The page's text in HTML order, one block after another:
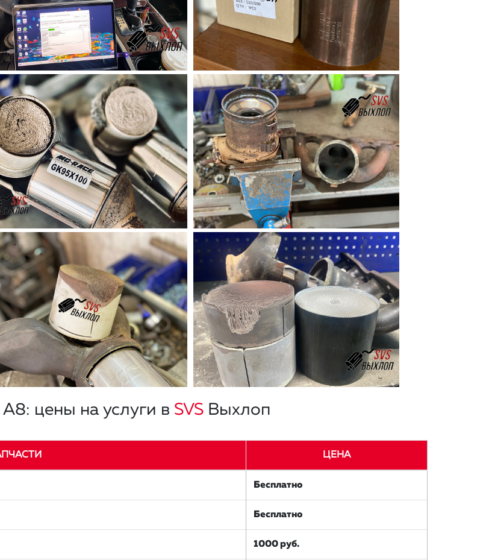
цены на услуги в SVS Выхлоп
ЦЕНА
Бесплатно
Бесплатно
1000 руб.